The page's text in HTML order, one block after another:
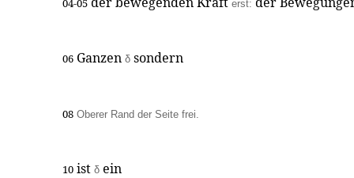
04-05 erst:
06 Ganzen δ sondern
08 Oberer Rand der Seite frei.
10 ist δ ein